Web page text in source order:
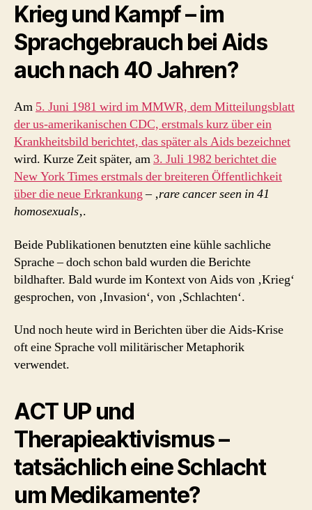
Krieg und Kampf – im
Sprachgebrauch bei Aids
auch nach 40 Jahren?
Am 5. Juni 1981 wird im MMWR, dem Mitteilungsblatt
der us-amerikanischen CDC, erstmals kurz über ein
Krankheitsbild berichtet, das später als Aids bezeichnet
wird. Kurze Zeit später, am3. Juli 1982 berichtet die
New York Times erstmals der breiteren Öffentlichkeit
über die neue Erkrankung– ‚rare cancer seen in 41
homosexuals‚.
Beide Publikationen benutzten eine kühle sachliche
Sprache – doch schon bald wurden die Berichte
bildhafter. Bald wurde im Kontext von Aids von ‚Krieg‘
gesprochen, von ‚Invasion‘, von ‚Schlachten‘.
Und noch heute wird in Berichten über die Aids-Krise
oft eine Sprache voll militärischer Metaphorik
verwendet.
ACT UP und
Therapieaktivismus –
tatsächlich eine Schlacht
um Medikamente?